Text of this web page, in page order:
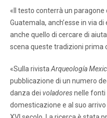
«Il testo conterrà un paragone
Guatemala, anch’esse in via
anche quello di cercare di
scena queste tradizioni prima
«Sulla rivista Arqueología
pubblicazione di un numero
danza dei voladoresnelle fonti
domesticazione e al suo arrivo